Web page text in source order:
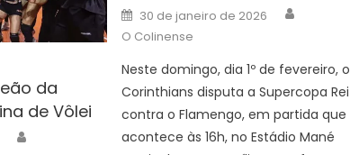
da
de Vôlei
Posted
on
30 de janeiro de 2026
O Colinense
Neste domingo, dia 1º de fevereiro, o
Corinthians disputa a Supercopa Rei
contra o Flamengo, em partida que
acontece às 16h, no Estádio Mané